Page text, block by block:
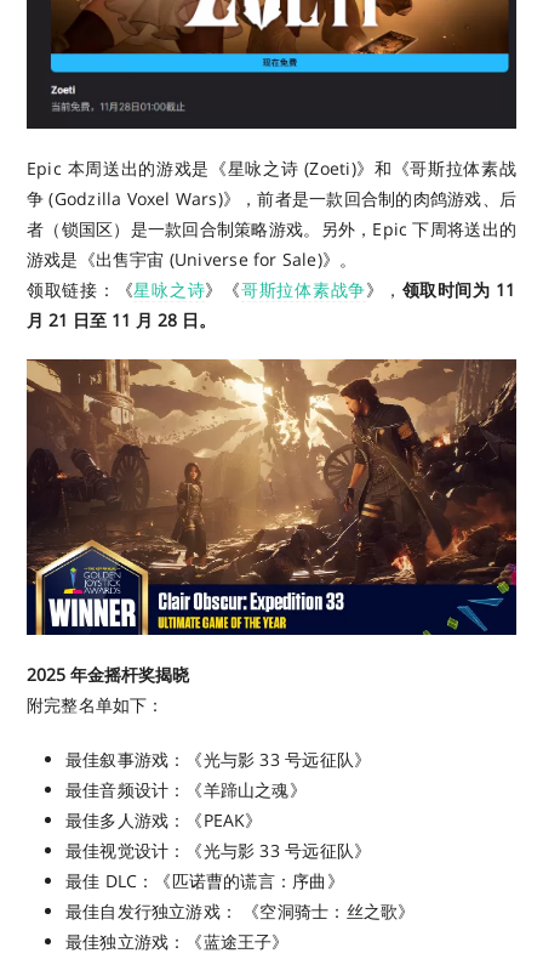
Epic 本周送出的游戏是《星咏之诗 (Zoeti)》和《哥斯拉体素战
争 (Godzilla Voxel Wars)》，前者是一款回合制的肉鸽游戏、后
者（锁国区）是一款回合制策略游戏。另外，Epic 下周将送出的
游戏是《出售宇宙 (Universe for Sale)》。
领取链接：《星咏之诗》《哥斯拉体素战争》， 领取时间为 11
月 21 日至 11 月 28 日。
2025 年金摇杆奖揭晓
附完整名单如下：
最佳叙事游戏：《光与影 33 号远征队》
最佳音频设计：《羊蹄山之魂》
最佳多人游戏：《PEAK》
最佳视觉设计：《光与影 33 号远征队》
最佳 DLC：《匹诺曹的谎言：序曲》
最佳自发行独立游戏： 《空洞骑士：丝之歌》
最佳独立游戏：《蓝途王子》